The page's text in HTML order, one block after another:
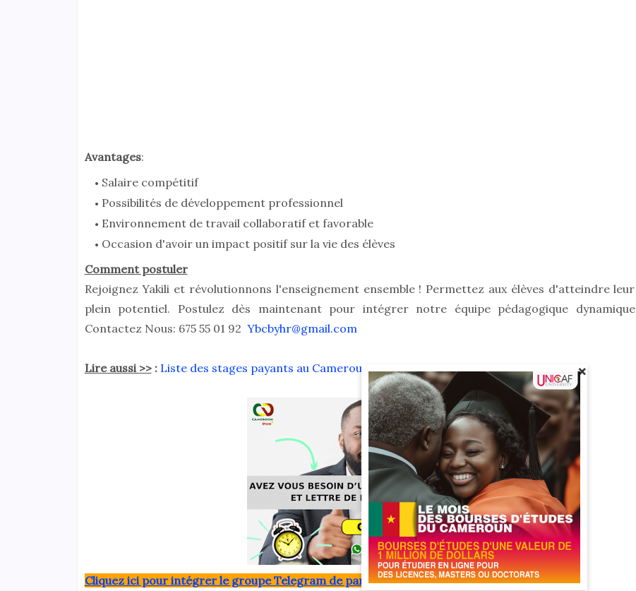
Avantages:
Salaire compétitif
Possibilités de développement professionnel
Environnement de travail collaboratif et favorable
Occasion d'avoir un impact positif sur la vie des élèves
Comment postuler
Rejoignez Yakili et révolutionnons l'enseignement ensemble ! Permettez aux élèves d'atteindre leur
plein potentiel. Postulez dès maintenant pour intégrer notre équipe pédagogique dynamique
Contactez Nous: 675 55 01 92 Ybcbyhr@gmail.com
Lire aussi >>: Liste des stages payants au Cameroun
Cliquez ici pour intégrer le groupe Telegram de partage d'offre d'emplois gratuits
×